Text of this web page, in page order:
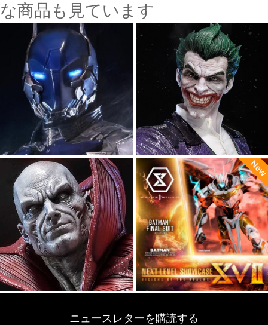
な商品も見ています
ニュースレターを購読する